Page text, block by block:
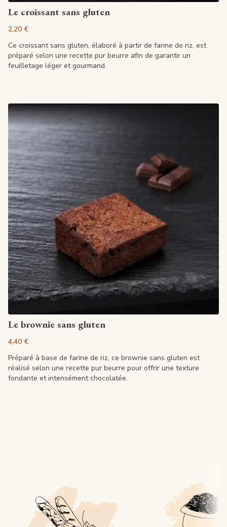
Artikel anzeigen
Le croissant sans gluten
2,20 €
Ce croissant sans gluten, élaboré à partir de farine de riz, est
préparé selon une recette pur beurre afin de garantir un
feuilletage léger et gourmand.
Artikel anzeigen
Le brownie sans gluten
4,40 €
Préparé à base de farine de riz, ce brownie sans gluten est
réalisé selon une recette pur beurre pour offrir une texture
fondante et intensément chocolatée.